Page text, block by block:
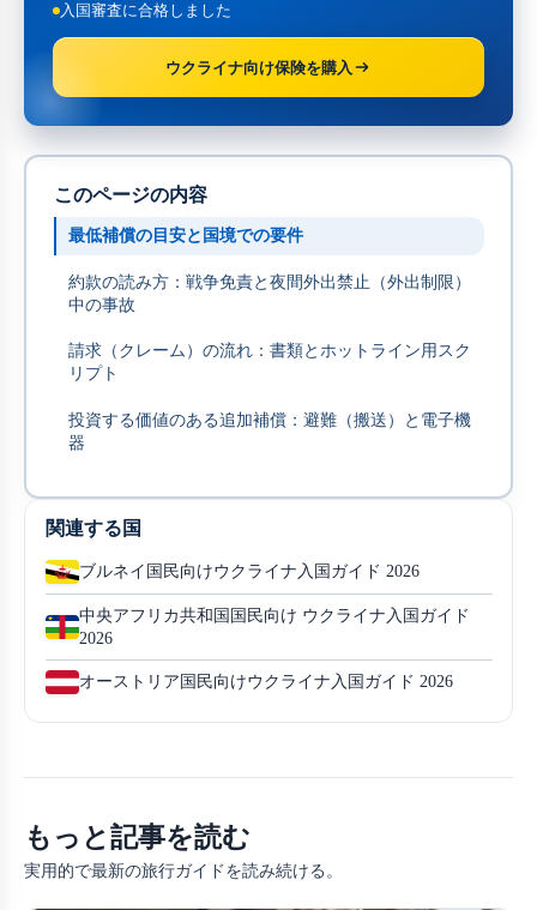
入国審査に合格しました
ウクライナ向け保険を購入
このページの内容
最低補償の目安と国境での要件
約款の読み方：戦争免責と夜間外出禁止（外出制限）
中の事故
請求（クレーム）の流れ：書類とホットライン用スク
リプト
投資する価値のある追加補償：避難（搬送）と電子機
器
関連する国
ブルネイ国民向けウクライナ入国ガイド 2026
中央アフリカ共和国国民向け ウクライナ入国ガイド
2026
オーストリア国民向けウクライナ入国ガイド 2026
もっと記事を読む
実用的で最新の旅行ガイドを読み続ける。